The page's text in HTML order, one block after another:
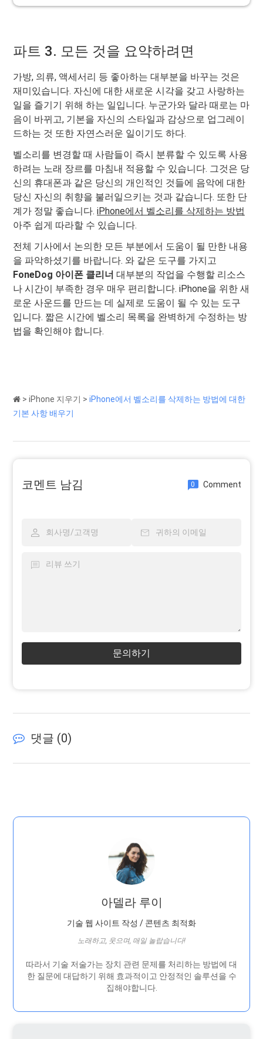
파트 3. 모든 것을 요약하려면
가방, 의류, 액세서리 등 좋아하는 대부분을 바꾸는 것은
재미있습니다. 자신에 대한 새로운 시각을 갖고 사랑하는
일을 즐기기 위해 하는 일입니다. 누군가와 달라 때로는 마
음이 바뀌고, 기본을 자신의 스타일과 감상으로 업그레이
드하는 것 또한 자연스러운 일이기도 하다.
벨소리를 변경할 때 사람들이 즉시 분류할 수 있도록 사용
하려는 노래 장르를 마침내 적용할 수 있습니다. 그것은 당
신의 휴대폰과 같은 당신의 개인적인 것들에 음악에 대한
당신 자신의 취향을 불러일으키는 것과 같습니다. 또한 단
계가 정말 좋습니다.iPhone에서 벨소리를 삭제하는 방법
아주 쉽게 따라할 수 있습니다.
전체 기사에서 논의한 모든 부분에서 도움이 될 만한 내용
을 파악하셨기를 바랍니다. 와 같은 도구를 가지고
FoneDog 아이폰 클리너 대부분의 작업을 수행할 리소스
나 시간이 부족한 경우 매우 편리합니다. iPhone을 위한 새
로운 사운드를 만드는 데 실제로 도움이 될 수 있는 도구
입니다. 짧은 시간에 벨소리 목록을 완벽하게 수정하는 방
법을 확인해야 합니다.
>iPhone 지우기 >iPhone에서 벨소리를 삭제하는 방법에 대한
기본 사항 배우기
코멘트 남김 0 Comment
문의하기
댓글 (0)
아델라 루이
기술 웹 사이트 작성 / 콘텐츠 최적화
노래하고, 웃으며, 매일 놀랍습니다!
따라서 기술 저술가는 장치 관련 문제를 처리하는 방법에 대
한 질문에 대답하기 위해 효과적이고 안정적인 솔루션을 수
집해야합니다.